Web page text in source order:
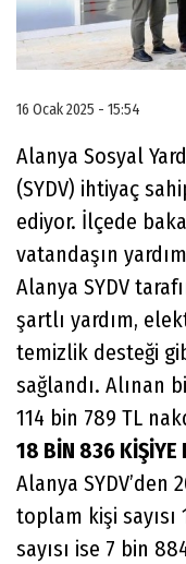
16 Ocak 2025 - 15:54
Alanya Sosyal
(SYDV) ihtiyaç
ediyor. İlçede
vatandaşın
Alanya SYDV
şartlı yardım,
temizlik desteği
sağlandı. Alınan
114 bin 789 TL
18 BİN 836 KİŞİYE
Alanya SYDV’den
toplam kişi sayısı
sayısı ise 7 bin